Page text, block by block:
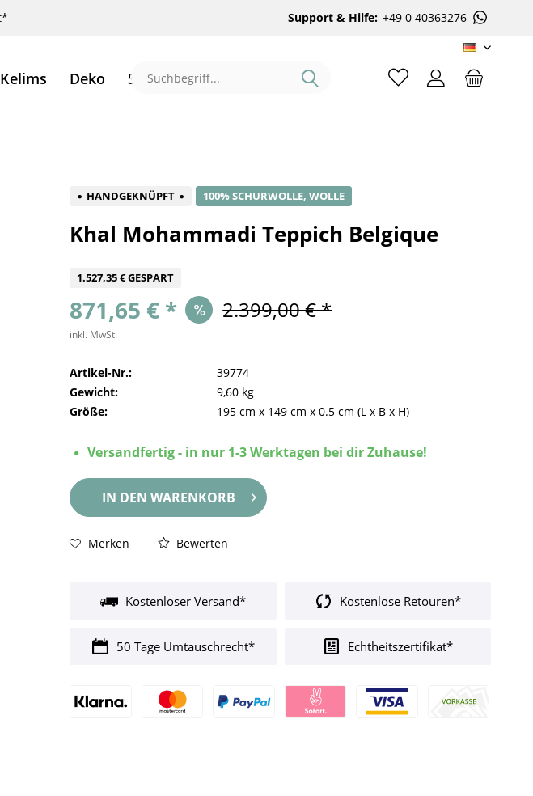
Support & Hilfe: +49 0 40363276
DE
Kelims Deko Sale %
HANDGEKNÜPFT 100% SCHURWOLLE, WOLLE
Khal Mohammadi Teppich Belgique
1.527,35 € GESPART
871,65 € * 2.399,00 € *
inkl. MwSt.
Artikel-Nr.:
39774
Gewicht:
9,60 kg
Größe:
195 cm x 149 cm x0.5 cm (L x B x H)
Versandfertig - in nur 1-3 Werktagen bei dir Zuhause!
IN DEN WARENKORB
Merken Bewerten
Kostenloser Versand* Kostenlose Retouren*
50 Tage Umtauschrecht* Echtheitszertifikat*